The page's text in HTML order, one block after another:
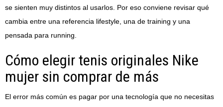
se sienten muy distintos al usarlos. Por eso conviene revisar qué
cambia entre una referencia lifestyle, una de training y una
pensada para running.
Cómo elegir tenis originales Nike
mujer sin comprar de más
El error más común es pagar por una tecnología que no necesitas